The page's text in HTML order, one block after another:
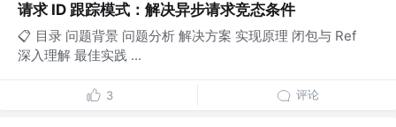
请求 ID 跟踪模式：解决异步请求竞态条件
📋 目录 问题背景 问题分析 解决方案 实现原理 闭包与 Ref
深入理解 最佳实践 ...
3 评论